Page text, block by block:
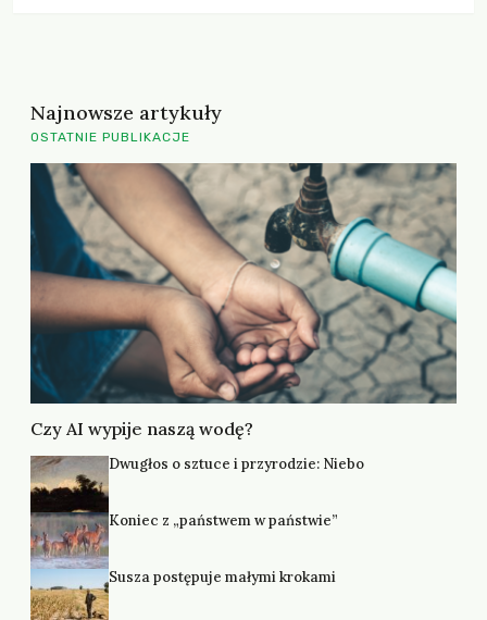
Najnowsze artykuły
OSTATNIE PUBLIKACJE
Czy AI wypije naszą wodę?
Dwugłos o sztuce i przyrodzie: Niebo
Koniec z „państwem w państwie”
Susza postępuje małymi krokami